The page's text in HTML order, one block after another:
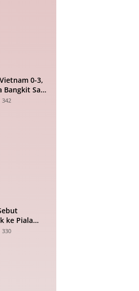
0-3,
Bangkit Saat
342
ke Piala
0-2
330